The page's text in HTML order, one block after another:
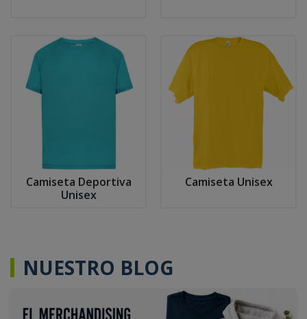
Camiseta Deportiva
Unisex
Camiseta Unisex
NUESTRO BLOG